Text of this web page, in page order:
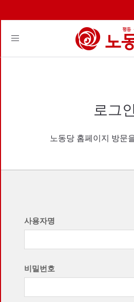
Toggle
로그인
노동당 홈페이지 방문
사용자명
비밀번호